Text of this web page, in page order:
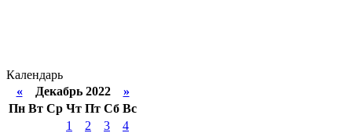
Календарь
«Декабрь 2022 »
Пн Вт Ср Чт Пт Сб Вс
1
2 3
4